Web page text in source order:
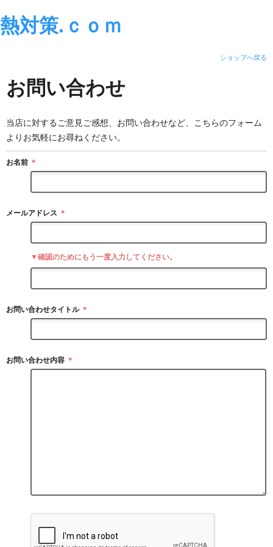
熱対策.ｃｏｍ
ショップへ戻る
お問い合わせ
当店に対するご意見ご感想、お問い合わせなど、こちらのフォーム
よりお気軽にお尋ねください。
お名前 ＊
メールアドレス ＊
▼確認のためにもう一度入力してください。
お問い合わせタイトル ＊
お問い合わせ内容 ＊